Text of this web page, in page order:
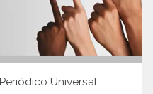
Universal